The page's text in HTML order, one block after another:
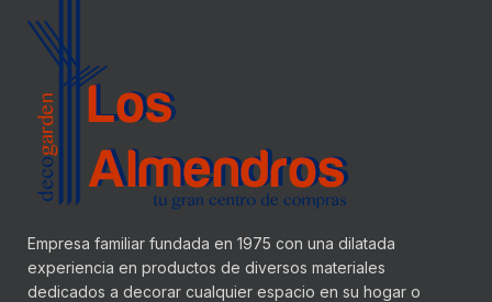
Empresa familiar fundada en 1975 con una dilatada
experiencia en productos de diversos materiales
dedicados a decorar cualquier espacio en su hogar o